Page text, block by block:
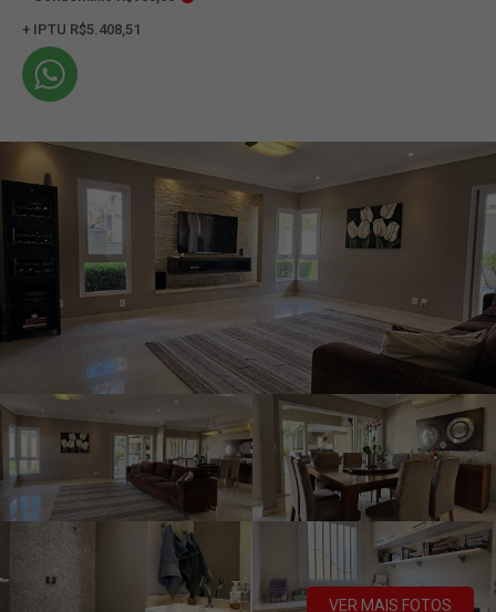
+ IPTU R$5.408,51
VER MAIS FOTOS